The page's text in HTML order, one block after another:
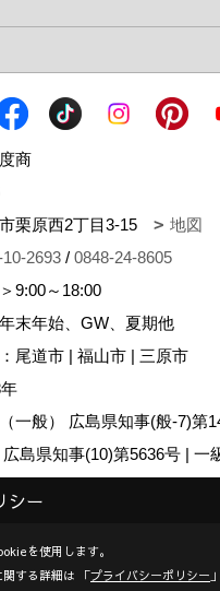
商
栗原西2丁目3-15
地図
2693 / 0848-24-8605
9:00～18:00
末年始、GW、夏期他
尾道市 | 福山市 | 三原市
一般） 広島県知事(般-7)第
島県知事(10)第5636号 | 一
All Rights Reserved.
ゴデスクリエイト
シー
を使用します。
する詳細は 「プライバシーポリシー